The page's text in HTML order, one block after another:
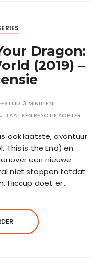
Dragon:
(2019) –
3 MINUTEN
LAAT EEN REACTIE ACHTER
ook laatste, avontuur
This is the End) en
een nieuwe
niet stoppen totdat
Hiccup doet er…